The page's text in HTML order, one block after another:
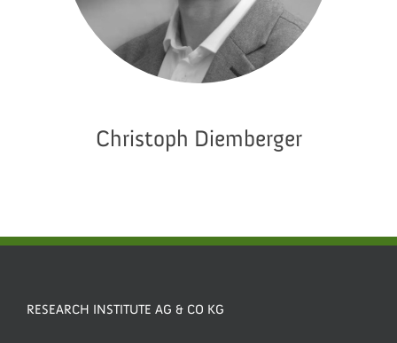
Christoph Diemberger
RESEARCH INSTITUTE AG & CO KG